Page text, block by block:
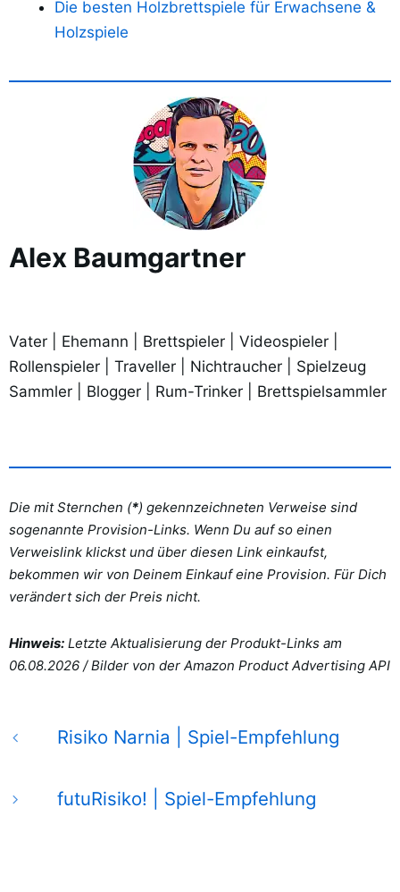
Die besten Holzbrettspiele für Erwachsene &
Holzspiele
Alex Baumgartner
Vater | Ehemann | Brettspieler | Videospieler |
Rollenspieler | Traveller | Nichtraucher | Spielzeug
Sammler | Blogger | Rum-Trinker | Brettspielsammler
Die mit Sternchen (*) gekennzeichneten Verweise sind
sogenannte Provision-Links. Wenn Du auf so einen
Verweislink klickst und über diesen Link einkaufst,
bekommen wir von Deinem Einkauf eine Provision. Für Dich
verändert sich der Preis nicht.
Hinweis: Letzte Aktualisierung der Produkt-Links am
06.08.2026 /Bilder von der Amazon Product Advertising API
Risiko Narnia | Spiel-Empfehlung
futuRisiko! | Spiel-Empfehlung